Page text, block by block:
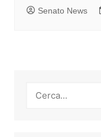
Senato News